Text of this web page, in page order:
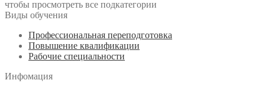
чтобы просмотреть все подкатегории
Виды обучения
Профессиональная переподготовка
Повышение квалификации
Рабочие специальности
Инфомация